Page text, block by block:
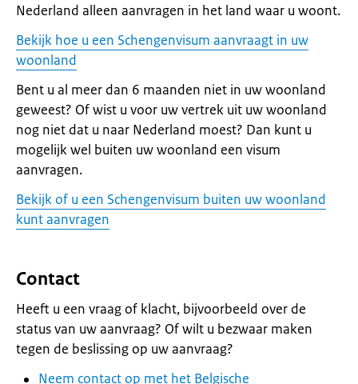
Nederland alleen aanvragen in het land waar u woont.
Bekijk hoe u een Schengenvisum aanvraagt in uw
woonland
Bent u al meer dan 6 maanden niet in uw woonland
geweest? Of wist u voor uw vertrek uit uw woonland
nog niet dat u naar Nederland moest? Dan kunt u
mogelijk wel buiten uw woonland een visum
aanvragen.
Bekijk of u een Schengenvisum buiten uw woonland
kunt aanvragen
Contact
Heeft u een vraag of klacht, bijvoorbeeld over de
status van uw aanvraag? Of wilt u bezwaar maken
tegen de beslissing op uw aanvraag?
Neem contact op met het Belgische